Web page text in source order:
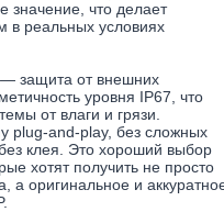
значение, что делает
в реальных условиях
защита от внешних
уровня IP67, что
от влаги и грязи.
plug-and-play, без сложных
клея. Это хороший выбор
хотят получить не просто
оригинальное и